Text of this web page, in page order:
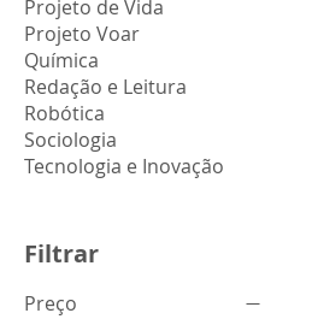
Projeto de Vida
Projeto Voar
Química
Redação e Leitura
Robótica
Sociologia
Tecnologia e Inovação
Filtrar
Preço